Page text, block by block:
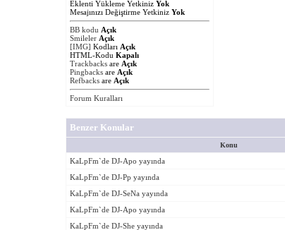
Eklenti Yükleme Yetkiniz Yok
Mesajınızı Değiştirme Yetkiniz Yok
BB kodu Açık
Smileler Açık
[IMG] Kodları Açık
HTML-Kodu Kapalı
Trackbacksare Açık
Pingbacksare Açık
Refbacksare Açık
Forum Kuralları
Benzer Konular
Konu
KaLpFm`de DJ-Apo yayında
KaLpFm`de DJ-Pp yayında
KaLpFm`de DJ-SeNa yayında
KaLpFm`de DJ-Apo yayında
KaLpFm`de DJ-She yayında